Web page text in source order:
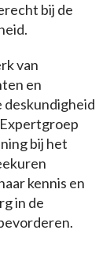
bij de
van
en
bij het
kennis en
in de